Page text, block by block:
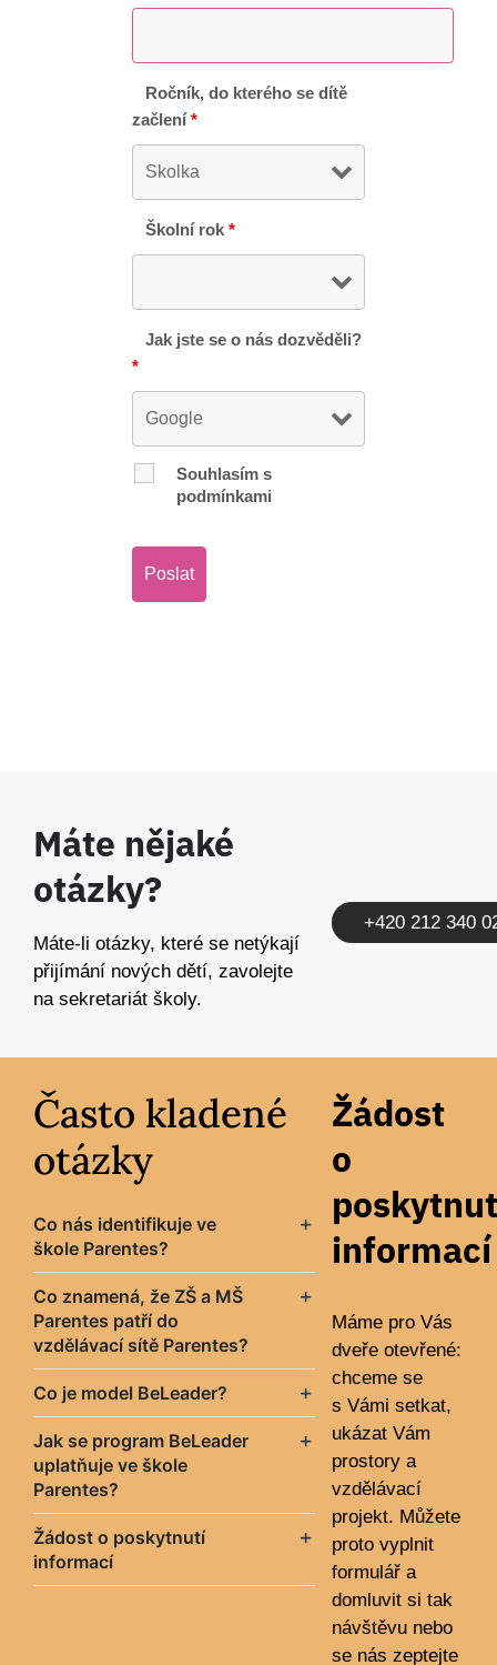
Ročník, do kterého se dítě
začlení*
Školní rok*
Jak jste se o nás dozvěděli?
*
Souhlasím s
podmínkami
Máte nějaké
otázky?
Máte-li otázky, které se netýkají
přijímání nových dětí, zavolejte
na sekretariát školy.
+420 212 340
Často kladené
otázky
Co nás identifikuje ve
škole Parentes?
Co znamená, že ZŠ a MŠ
Parentes patří do
vzdělávací sítě Parentes?
Co je model BeLeader?
Jak se program BeLeader
uplatňuje ve škole
Parentes?
Žádost o poskytnutí
informací
Žádost
o
informací
Máme pro Vás
dveře otevřené:
chceme se
s Vámi setkat,
ukázat Vám
prostory a
vzdělávací
projekt. Můžete
proto vyplnit
formulář a
domluvit si tak
návštěvu nebo
se nás zeptejte